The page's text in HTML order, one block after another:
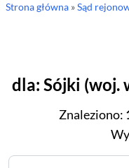
Strona główna »Sąd
dla: Sójki (woj.
Znaleziono: